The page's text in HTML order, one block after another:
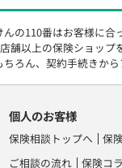
んの110番はお客様に合
舗以上の保険ショップ
ちろん、契約手続きか
個人のお客様
保険相談トップへ 保
ご相談の流れ
保険コ